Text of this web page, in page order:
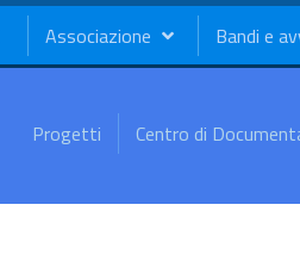
Associazione Bandi e
Progetti Centro di